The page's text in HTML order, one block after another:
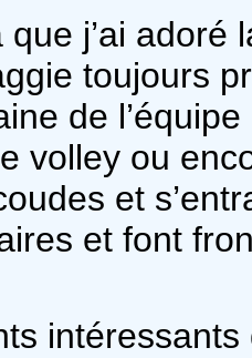
que j’ai
toujours
de
volley ou
et
et font